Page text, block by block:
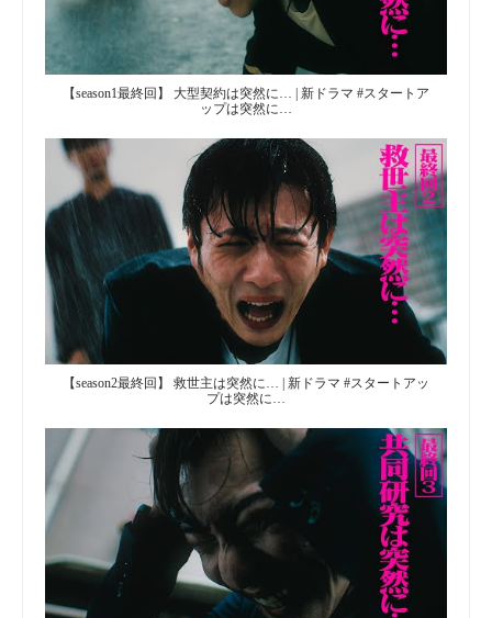
【season1最終回】 大型契約は突然に… | 新ドラマ #スタートア
ップは突然に…
【season2最終回】 救世主は突然に… | 新ドラマ #スタートアッ
プは突然に…